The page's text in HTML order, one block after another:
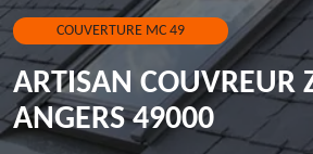
COUVERTURE MC 49
ARTISAN COUVREUR
ANGERS 49000